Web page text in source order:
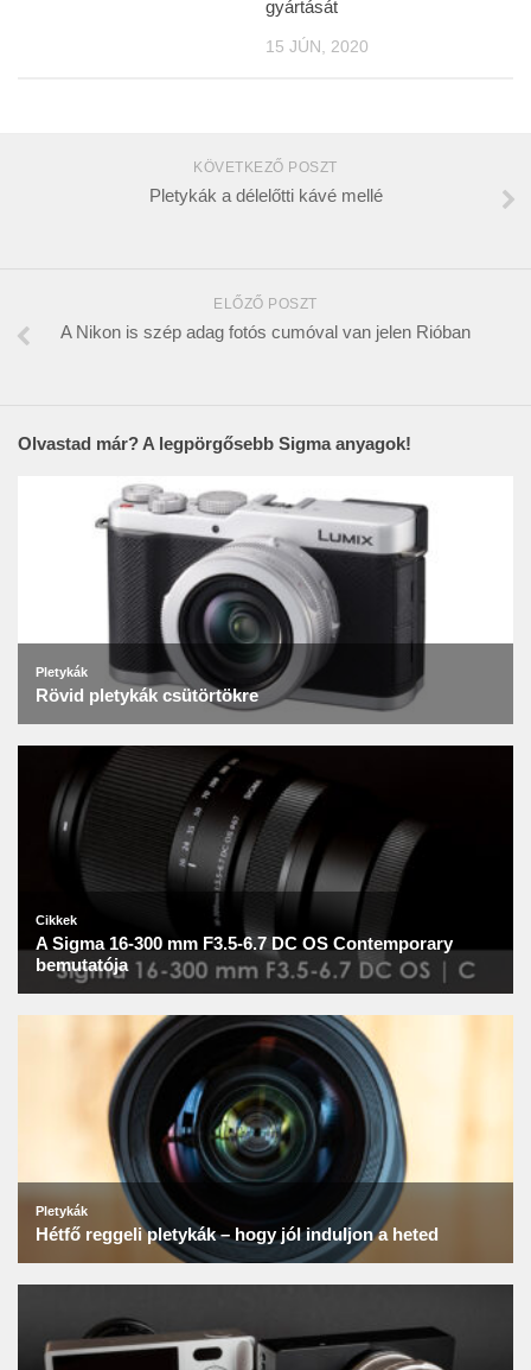
gyártását
15 JÚN, 2020
KÖVETKEZŐ POSZT
Pletykák a délelőtti kávé mellé
ELŐZŐ POSZT
A Nikon is szép adag fotós cumóval van jelen Rióban
Olvastad már? A legpörgősebb Sigma anyagok!